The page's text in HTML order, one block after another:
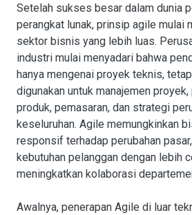
Setelah sukses besar dalam dunia
perangkat lunak, prinsip agile mulai
sektor bisnis yang lebih luas.
industri mulai menyadari bahwa
hanya mengenai proyek teknis,
digunakan untuk manajemen
produk, pemasaran, dan strategi
keseluruhan. Agile memungkinkan
responsif terhadap perubahan
kebutuhan pelanggan dengan lebih
meningkatkan kolaborasi
Awalnya, penerapan Agile di luar